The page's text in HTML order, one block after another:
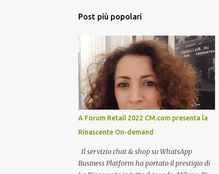
Post più popolari
A Forum Retail 2022 CM.com presenta la
Rinascente On-demand
Il servizio chat & shop su WhatsApp
Business Platform ha portato il prestigio di